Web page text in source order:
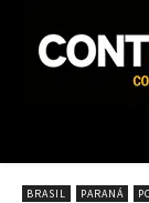
BRASIL PARANÁ